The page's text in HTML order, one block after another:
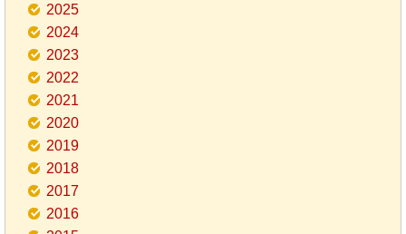
2025
2024
2023
2022
2021
2020
2019
2018
2017
2016